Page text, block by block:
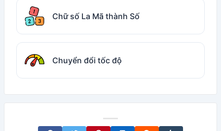
Chữ số La Mã thành Số
Chuyển đổi tốc độ